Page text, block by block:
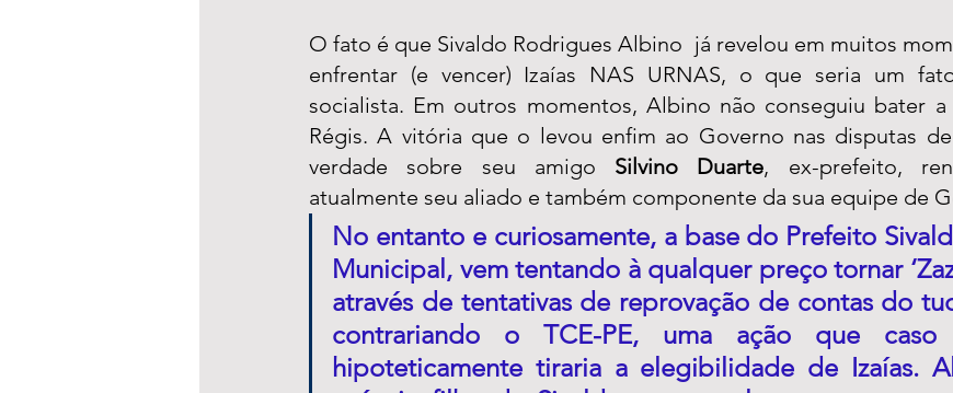
O fato é que Sivaldo Rodrigues Albino  já revelou em muitos
enfrentar (e vencer) Izaías NAS URNAS, o que seria um
socialista. Em outros momentos, Albino não conseguiu bater
Régis. A vitória que o levou enfim ao Governo nas disputas
verdade sobre seu amigo Silvino Duarte, ex-prefeito,
atualmente seu aliado e também componente da sua equipe de
No entanto e curiosamente, a base do Prefeito
Municipal, vem tentando à qualquer preço tornar
através de tentativas de reprovação de contas do
contrariando o TCE-PE, uma ação que caso
hipoteticamente tiraria a elegibilidade de Izaías.